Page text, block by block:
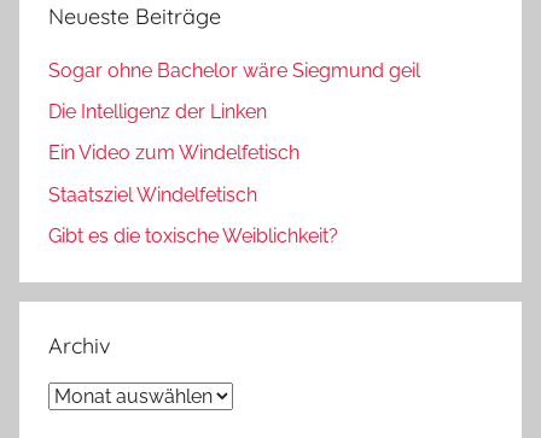
Neueste Beiträge
Sogar ohne Bachelor wäre Siegmund geil
Die Intelligenz der Linken
Ein Video zum Windelfetisch
Staatsziel Windelfetisch
Gibt es die toxische Weiblichkeit?
Archiv
Archiv